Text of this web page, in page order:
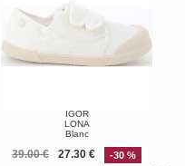
IGOR
LONA
Blanc
39.00 € 27.30 € -30 %